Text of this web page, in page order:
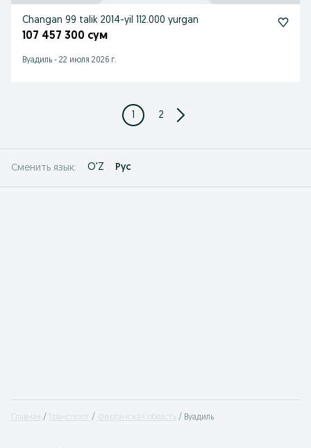
Changan 99 talik 2014-yil 112.000 yurgan
107 457 300 сум
Вуадиль - 22 июля 2026 г.
1 2
Сменить язык: O'Z Рус
Главная Транспорт Ферганская область Вуадиль